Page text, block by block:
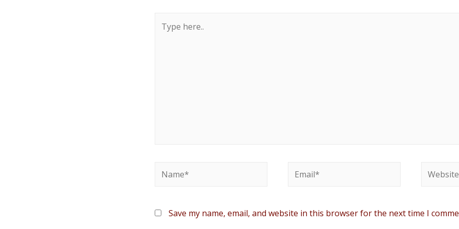
Save my name, email, and website in this browser for the next time I